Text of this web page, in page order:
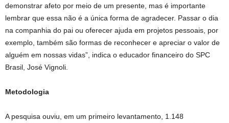
demonstrar afeto por meio de um presente, mas é importante
lembrar que essa não é a única forma de agradecer. Passar o dia
na companhia do pai ou oferecer ajuda em projetos pessoais, por
exemplo, também são formas de reconhecer e apreciar o valor de
alguém em nossas vidas”, indica o educador financeiro do SPC
Brasil, José Vignoli.
Metodologia
A pesquisa ouviu, em um primeiro levantamento, 1.148